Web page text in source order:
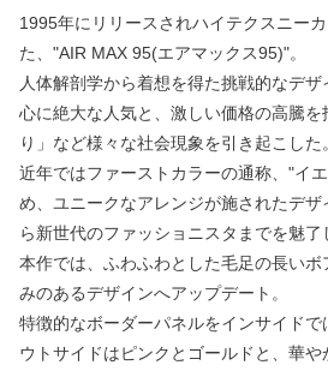
1995年にリリースされハイテクスニー
た、"AIR MAX 95(エアマックス95)"。
人体解剖学から着想を得た挑戦的なデ
心に絶大な人気と、激しい価格の高騰
り」など様々な社会現象を引き起こした。
近年ではファーストカラーの通称、"イ
め、ユニークなアレンジが施されたデ
ら新世代のファッショニスタまでを魅了
本作では、ふわふわとした毛足の長い
みのあるデザインへアップデート。
特徴的なボーダーパネルをインサイド
ウトサイドはピンクとゴールドと、華